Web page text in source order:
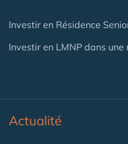
Investir en Résidence
Investir en LMNP dans
Actualité